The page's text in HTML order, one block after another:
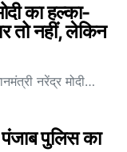
का हल्का-
तो नहीं, लेकिन
नरेंद्र मोदी…
पुलिस का